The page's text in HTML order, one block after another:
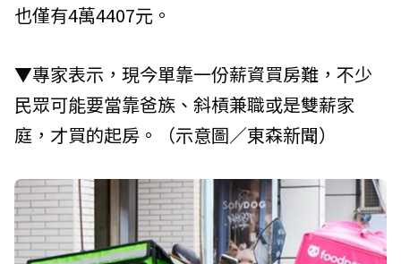
也僅有4萬4407元。
▼專家表示，現今單靠一份薪資買房難，不少
民眾可能要當靠爸族、斜槓兼職或是雙薪家
庭，才買的起房。（示意圖／東森新聞）